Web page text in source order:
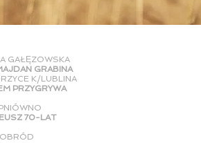
GAŁĘZOWSKA
GRABINA
K/LUBLINA
PRZYGRYWA
70-LAT